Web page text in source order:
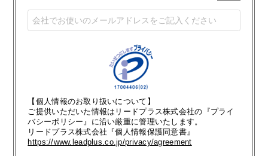
【個人情報のお取り扱いについて】
ご提供いただいた情報はリードプラス株式会社の『プライ
バシーポリシー』に沿い厳重に管理いたします。
リードプラス株式会社『個人情報保護同意書』
https://www.leadplus.co.jp/privacy/agreement